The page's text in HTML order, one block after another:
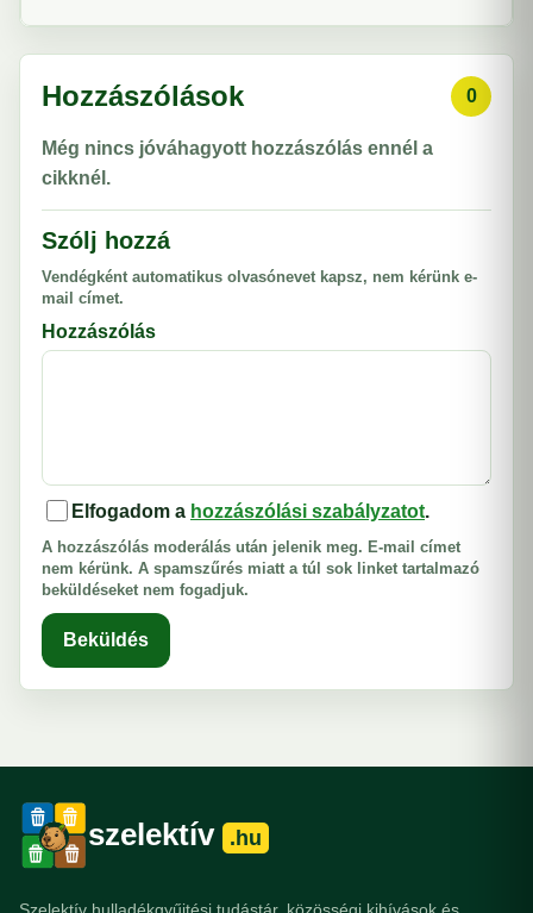
Hozzászólások 0
Még nincs jóváhagyott hozzászólás ennél a
cikknél.
Szólj hozzá
Vendégként automatikus olvasónevet kapsz, nem kérünk e-
mail címet.
Hozzászólás
Elfogadom a hozzászólási szabályzatot.
A hozzászólás moderálás után jelenik meg. E-mail címet
nem kérünk. A spamszűrés miatt a túl sok linket tartalmazó
beküldéseket nem fogadjuk.
Beküldés
szelektív .hu